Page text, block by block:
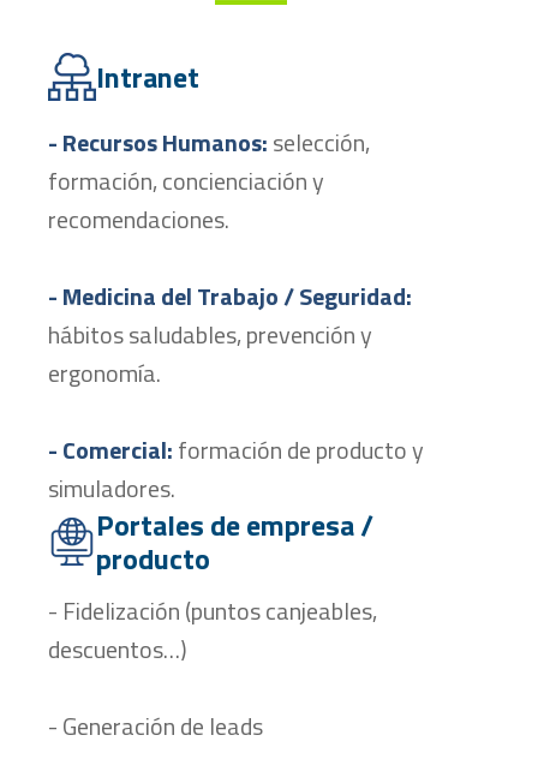
Intranet
- Recursos Humanos:selección,
formación, concienciación y
recomendaciones.
- Medicina del Trabajo / Seguridad:
hábitos saludables, prevención y
ergonomía.
- Comercial:formación de producto y
simuladores.
Portales de empresa /
producto
- Fidelización (puntos canjeables,
descuentos…)
- Generación de leads